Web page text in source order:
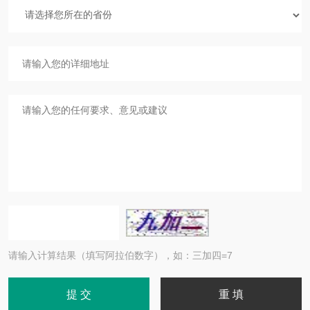
请输入计算结果（填写阿拉伯数字），如：三加四=7